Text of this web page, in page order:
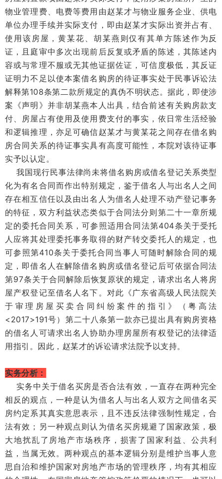
物业管理费、电费等费用由赵某才与物业服务企业、供电
单位办理手续并实际支付，即由赵某才实际出资并占有、
使用该房屋，黄某花、胡某燕则仅有其单方陈述作为反
证，且庭审中多次出现前后反复或矛盾的陈述，其陈述内
容或与常理不服或无其他证据佐证，可信度极低，其反证
证明力不足以使本案借名购房的待证事实处于民事诉讼法
解释第108条第二款所规定的真伪不明状态。据此，即使涉
案《声明》并非胡某燕本人出具，结合前述有关购房款支
付、房屋占有使用及使用费支付的事实，依日常生活经验
和逻辑推理，亦足可确信赵某才与黄某花之间存在借名购
房合同关系的待证事实具有高度可能性，本院对该待证事
实予以认定。
我国现行民事法律尚未将借名购房或借名登记关系类型
化为有名合同而作出特别规定，鉴于借名人与出名人之间
存在相互信任以及由出名人为借名人处理不动产登记事务
的特征，双方利益状态类似于合同法分则第二十一章所规
定的委托合同关系，可参照适用合同法第404条关于受托
人应将其处理委托事务取得的财产转交委托人的规定，也
可参照第410条关于委托合同当事人可随时解除合同的规
定，即借名人在解除借名购房或借名登记后可依据合同法
第97条关于合同解除后恢复原状的规定，请求出名人将房
屋产权登记至借名人名下。对此《广东省高级人民法院关
于审理房屋买卖合同纠纷案件的指引》（粤高法
<2017>191号）第二十八条第一款亦已提出具有购房资格
的借名人可请求出名人协助办理房屋所有权登记的法律适
用指引。因此，赵某才的诉讼请求法院予以支持。
实务分析：
实务中关于借名买房是否合法有效，一直存在两种完全
相反的观点，一种是认为借名人与出名人双方之间借名买
房约定系其真实意思表示，且不违反法律强制性规定，合
法有效；另一种观点则认为借名买房规避了国家政策，极
大地扰乱了房地产市场秩序，损害了国家利益、公共利
益，当属无效。两种观点的基本逻辑分别是维护当事人意
思自治和维护国家对房地产市场的管理秩序，均有其相应